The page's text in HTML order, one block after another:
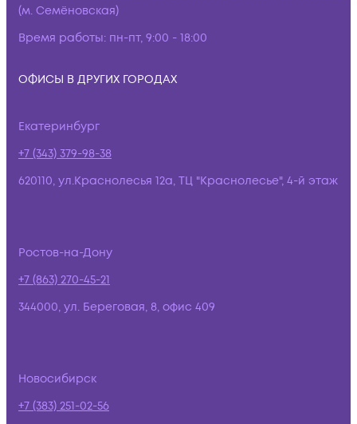
(м. Семёновская)
Время работы: пн-пт, 9:00 - 18:00
ОФИСЫ В ДРУГИХ ГОРОДАХ
Екатеринбург
+7 (343) 379-98-38
620110, ул.Краснолесья 12а, ТЦ "Краснолесье", 4-й этаж
Ростов-на-Дону
+7 (863) 270-45-21
344000, ул. Береговая, 8, офис 409
Новосибирск
+7 (383) 251-02-56